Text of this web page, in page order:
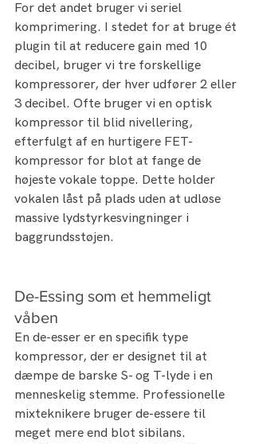
For det andet bruger vi seriel
komprimering. I stedet for at bruge ét
plugin til at reducere gain med 10
decibel, bruger vi tre forskellige
kompressorer, der hver udfører 2 eller
3 decibel. Ofte bruger vi en optisk
kompressor til blid nivellering,
efterfulgt af en hurtigere FET-
kompressor for blot at fange de
højeste vokale toppe. Dette holder
vokalen låst på plads uden at udløse
massive lydstyrkesvingninger i
baggrundsstøjen.
De-Essing som et hemmeligt
våben
En de-esser er en specifik type
kompressor, der er designet til at
dæmpe de barske S- og T-lyde i en
menneskelig stemme. Professionelle
mixteknikere bruger de-essere til
meget mere end blot sibilans.